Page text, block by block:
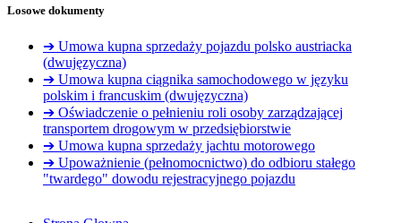
Losowe dokumenty
➔ Umowa kupna sprzedaży pojazdu polsko austriacka
(dwujęzyczna)
➔ Umowa kupna ciągnika samochodowego w języku
polskim i francuskim (dwujęzyczna)
➔ Oświadczenie o pełnieniu roli osoby zarządzającej
transportem drogowym w przedsiębiorstwie
➔ Umowa kupna sprzedaży jachtu motorowego
➔ Upoważnienie (pełnomocnictwo) do odbioru stałego
"twardego" dowodu rejestracyjnego pojazdu